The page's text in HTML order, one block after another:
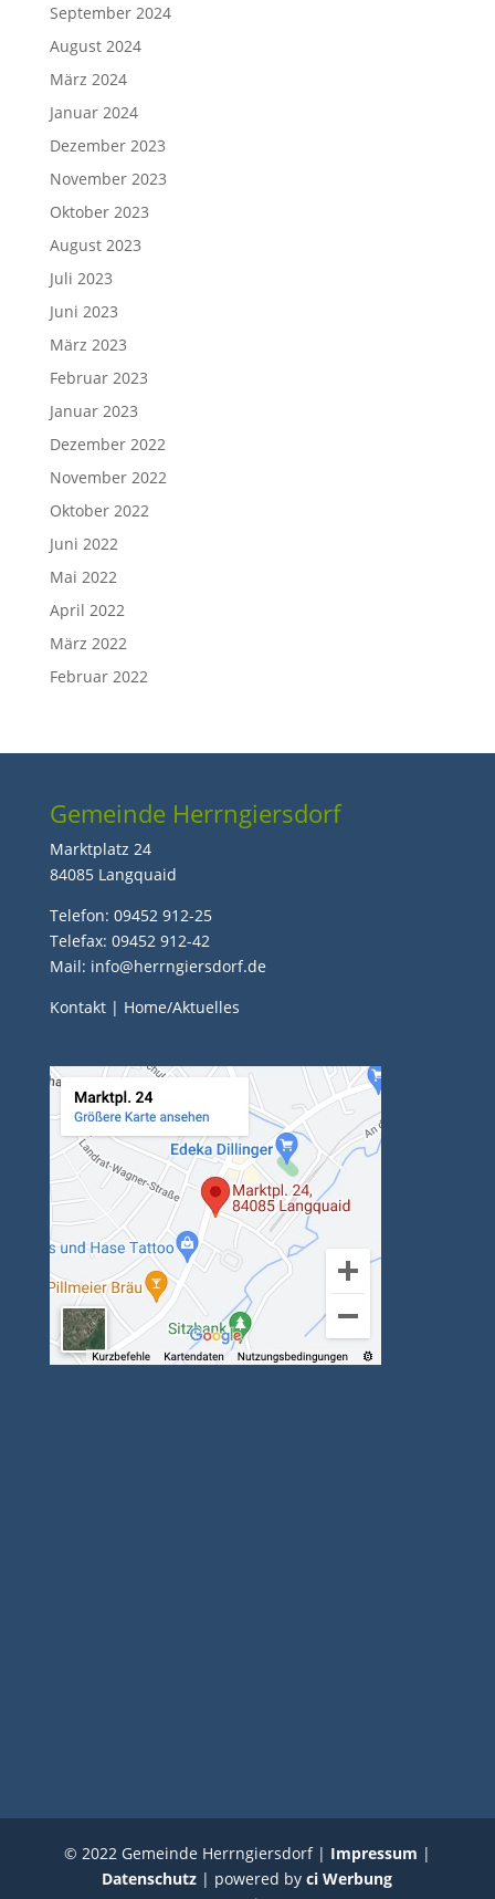
September 2024
August 2024
März 2024
Januar 2024
Dezember 2023
November 2023
Oktober 2023
August 2023
Juli 2023
Juni 2023
März 2023
Februar 2023
Januar 2023
Dezember 2022
November 2022
Oktober 2022
Juni 2022
Mai 2022
April 2022
März 2022
Februar 2022
Gemeinde Herrngiersdorf
Marktplatz 24
84085 Langquaid
Telefon: 09452 912-25
Telefax: 09452 912-42
Mail: info@herrngiersdorf.de
Kontakt| Home/Aktuelles
© 2022 Gemeinde Herrngiersdorf | Impressum |
Datenschutz | powered byci Werbung